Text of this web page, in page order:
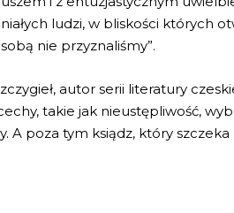
ludzi, w bliskości których
nie przyznaliśmy”.
autor serii literatury
takie jak nieustępliwość,
poza tym ksiądz, który szczeka